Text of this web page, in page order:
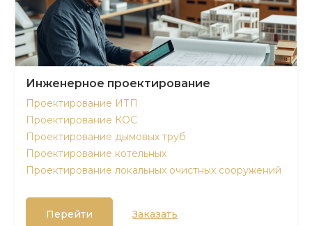
Инженерное проектирование
Проектирование ИТП
Проектирование КОС
Проектирование дымовых труб
Проектирование котельных
Проектирование локальных очистных сооружений
Перейти Заказать